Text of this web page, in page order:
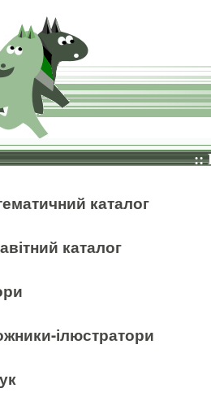
::
каталог
каталог
ілюстратори